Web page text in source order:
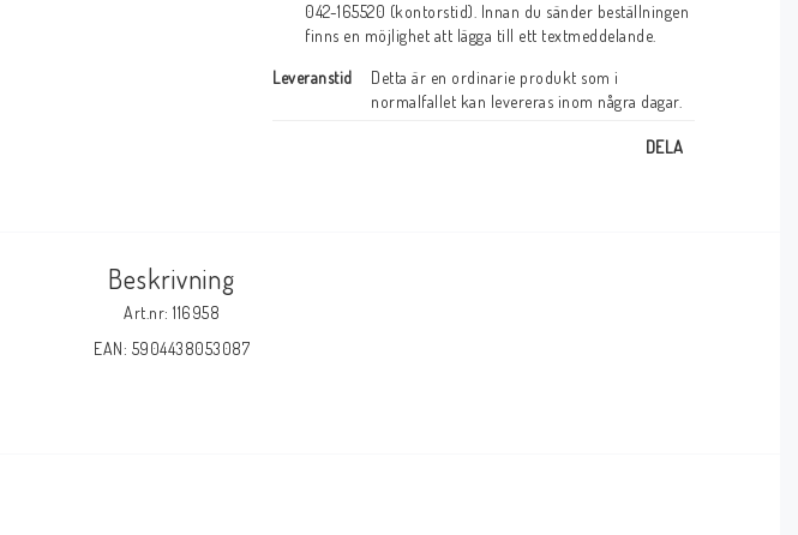
042-165520 (kontorstid). Innan du sänder beställningen
finns en möjlighet att lägga till ett textmeddelande.
Leveranstid
Detta är en ordinarie produkt som i
normalfallet kan levereras inom några dagar.
DELA
Beskrivning
Art.nr: 116958
EAN: 5904438053087